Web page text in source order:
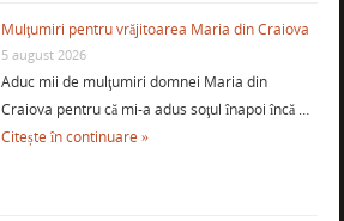
Mulţumiri pentru vrăjitoarea Maria din Craiova
5 august 2026
Aduc mii de mulţumiri domnei Maria din
Craiova pentru că mi-a adus soţul înapoi încă …
Citește în continuare »